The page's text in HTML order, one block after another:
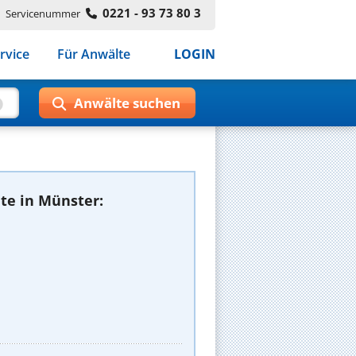
Servicenummer 0221 - 93 73 80 3
Für Anwälte LOGIN
in Münster: